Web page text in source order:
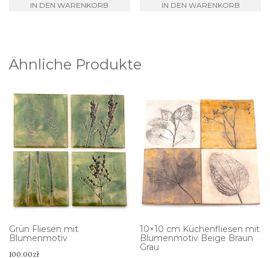
IN DEN WARENKORB IN DEN WARENKORB
Ähnliche Produkte
Grün Fliesen mit
Blumenmotiv
100.00zł
10×10 cm Küchenfliesen mit
Blumenmotiv Beige Braun
Grau